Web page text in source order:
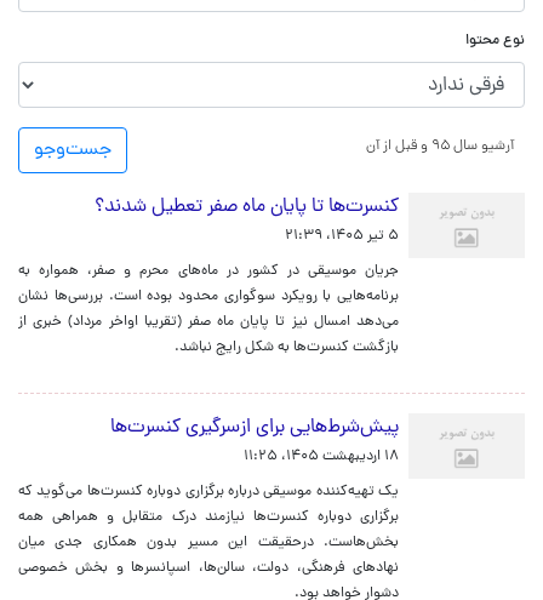
نوع محتوا
جست‌و‌جو آرشیو سال ۹۵ و قبل از آن
کنسرت‌ها تا پایان ماه صفر تعطیل شدند؟
۵ تیر ۱۴۰۵، ۲۱:۳۹
جریان موسیقی در کشور در ماه‌های محرم و صفر، همواره به
برنامه‌هایی با رویکرد سوگواری محدود بوده است. بررسی‌ها نشان
می‌دهد امسال نیز تا پایان ماه صفر (تقریبا اواخر مرداد) خبری از
بازگشت کنسرت‌ها به شکل رایج نباشد.
پیش‌شرط‌هایی برای ازسرگیری کنسرت‌ها
۱۸ اردیبهشت ۱۴۰۵، ۱۱:۲۵
یک تهیه‌کننده موسیقی درباره برگزاری دوباره کنسرت‌ها می‌گوید که
برگزاری دوباره کنسرت‌ها نیازمند درک متقابل و همراهی همه
بخش‌هاست. درحقیقت این مسیر بدون همکاری جدی میان
نهادهای فرهنگی، دولت، سالن‌ها، اسپانسرها و بخش خصوصی
دشوار خواهد بود.